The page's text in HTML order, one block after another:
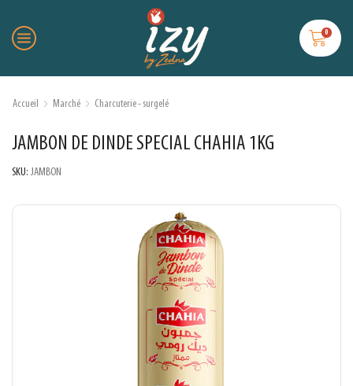
0
Accueil Marché Charcuterie - surgelé
JAMBON DE DINDE SPECIAL CHAHIA 1KG
SKU: JAMBON